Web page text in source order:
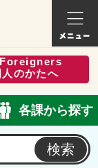
ームページ
くらし
のかたへ
各課から探す